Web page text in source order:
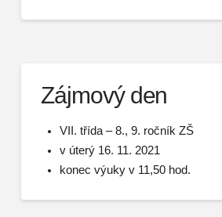
Zájmový den
VII. třída – 8., 9. ročník ZŠ
v úterý 16. 11. 2021
konec výuky v 11,50 hod.